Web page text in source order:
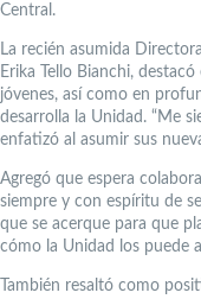
Central.
La recién asumida
Erika Tello Bianchi,
jóvenes, así como en
desarrolla la Unidad. “Me
enfatizó al asumir sus
Agregó que espera
siempre y con espíritu de
que se acerque para que
cómo la Unidad los puede
También resaltó como